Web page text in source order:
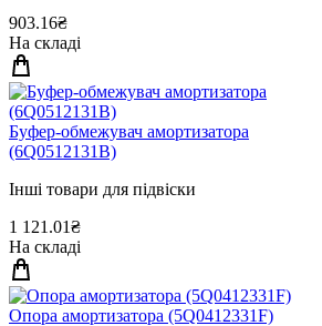
903.16₴
На складі
Буфер-обмежувач амортизатора
(6Q0512131B)
Інші товари для підвіски
1 121.01₴
На складі
Опора амортизатора (5Q0412331F)